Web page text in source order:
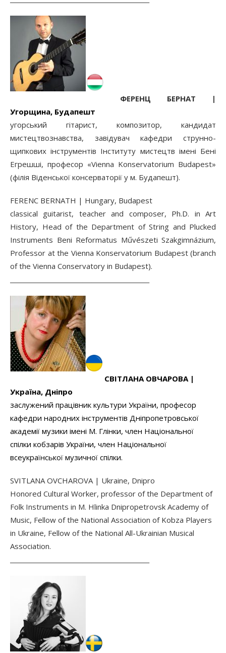
ФЕРЕНЦ БЕРНАТ |
Угорщина, Будапешт
угорський гітарист, композитор, кандидат
мистецтвознавства, завідувач кафедри струнно-
щипкових інструментів Інституту мистецтв імені Бені
Егрешші, професор «Vienna Konservatorium Budapest»
(філія Віденської консерваторії у м. Будапешт).
FERENC BERNATH | Hungary, Budapest
classical guitarist, teacher and composer, Ph.D. in Art
History, Head of the Department of String and Plucked
Instruments Beni Reformatus Művészeti Szakgimnázium,
Professor at the Vienna Konservatorium Budapest (branch
of the Vienna Conservatory in Budapest).
СВІТЛАНА ОВЧАРОВА |
Україна, Дніпро
заслужений працівник культури України, професор
кафедри народних інструментів Дніпропетровської
академії музики імені М. Глінки, член Національної
спілки кобзарів України, член Національної
всеукраїнської музичної спілки.
SVITLANA OVCHAROVA | Ukraine, Dnipro
Honored Cultural Worker, professor of the Department of
Folk Instruments in M. Hlinka Dnipropetrovsk Academy of
Music, Fellow of the National Association of Kobza Players
in Ukraine, Fellow of the National All-Ukrainian Musical
Association.